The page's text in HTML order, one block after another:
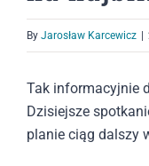
By Jarosław Karcewicz
Tak informacyjnie
Dzisiejsze
planie ciąg dalszy